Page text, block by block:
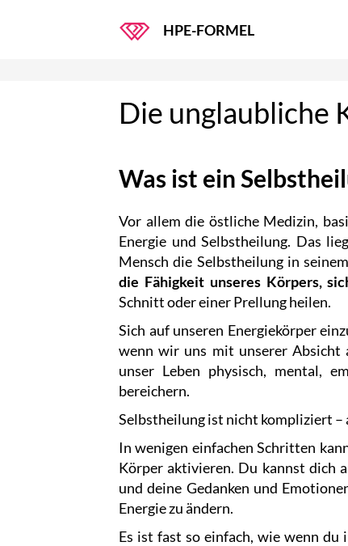
HPE-FORMEL
Die unglaubliche
Was ist ein
Vor allem die östliche Medizin,
Energie und Selbstheilung. Das
Mensch die Selbstheilung in
die Fähigkeit unseres Körpers,
Schnitt oder einer Prellung heilen.
Sich auf unseren Energiekörper
wenn wir uns mit unserer Absicht
unser Leben physisch, mental,
bereichern.
Selbstheilung ist nicht kompliziert –
In wenigen einfachen Schritten
Körper aktivieren. Du kannst dich
und deine Gedanken und
Energie zu ändern.
Es ist fast so einfach, wie wenn du